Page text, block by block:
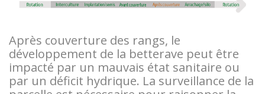
Après couverture des rangs, le
développement de la betterave peut être
impacté par un mauvais état sanitaire ou
par un déficit hydrique. La surveillance de la